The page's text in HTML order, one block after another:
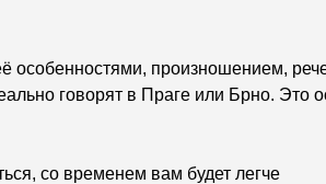
особенностями, произношением,
говорят в Праге или Брно. Это
со временем вам будет легче